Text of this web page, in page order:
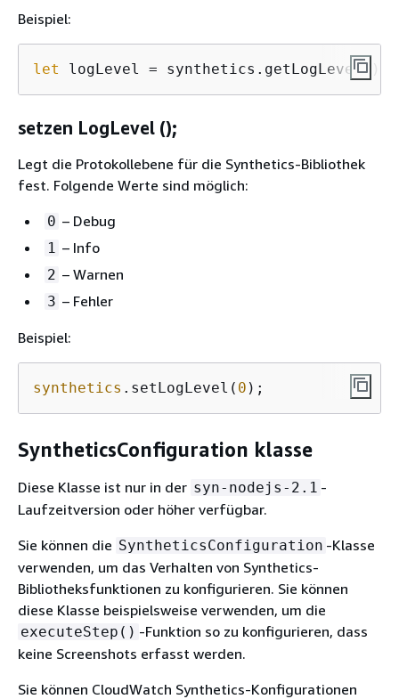
Beispiel:
let logLevel = synthetics.getLogLevel();
setzen LogLevel ();
Legt die Protokollebene für die Synthetics-Bibliothek
fest. Folgende Werte sind möglich:
0 – Debug
1 – Info
2 – Warnen
3 – Fehler
Beispiel:
synthetics .setLogLevel( 0 );
SyntheticsConfiguration klasse
Diese Klasse ist nur in der syn-nodejs-2.1 -
Laufzeitversion oder höher verfügbar.
Sie können die SyntheticsConfiguration -Klasse
verwenden, um das Verhalten von Synthetics-
Bibliotheksfunktionen zu konfigurieren. Sie können
diese Klasse beispielsweise verwenden, um die
executeStep() -Funktion so zu konfigurieren, dass
keine Screenshots erfasst werden.
Sie können CloudWatch Synthetics-Konfigurationen